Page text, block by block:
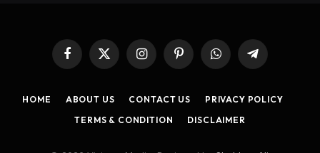
Facebook
X
(Twitter)
InstagramPinterestWhatsAppTelegram
HOME ABOUT US CONTACT US
PRIVACY POLICY
TERMS & CONDITION
DISCLAIMER